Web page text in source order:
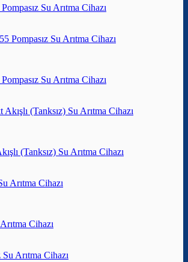
Su Arıtma Cihazı
Su Arıtma Cihazı
(Tanksız) Su Arıtma Cihazı
Cihazı